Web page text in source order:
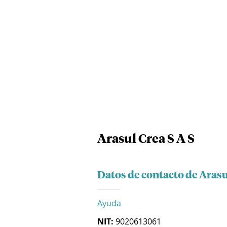
Arasul Crea S A S
Datos de contacto de
Ayuda
NIT: 9020613061